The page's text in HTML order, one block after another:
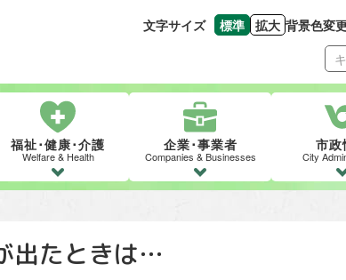
文字サイズ 標準
文字の大きさをもと
拡大
文字を大きくす
背景色変
福祉･健康･介護
Welfare & Health
企業･事業者
Companies & Businesses
市政
City
出たときは…